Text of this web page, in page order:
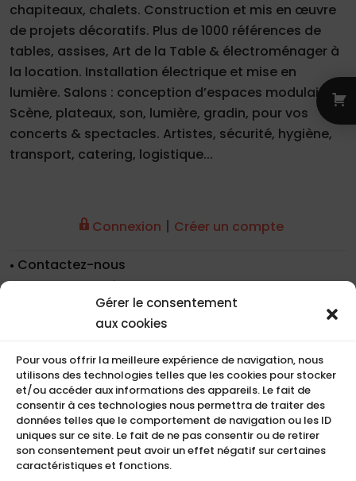
Gérer le consentement
aux cookies
Pour vous offrir la meilleure expérience de navigation, nous
utilisons des technologies telles que les cookies pour stocker
et/ou accéder aux informations des appareils. Le fait de
consentir à ces technologies nous permettra de traiter des
données telles que le comportement de navigation ou les ID
uniques sur ce site. Le fait de ne pas consentir ou de retirer
son consentement peut avoir un effet négatif sur certaines
caractéristiques et fonctions.
chapiteaux, chalets. Construction et mis en œuvre
de projets décoratifs. Plus de 1000 références de
tables, assises, Art de la Table & électroménager à
la location. Installation électrique et mise en
lumière. Salons : conception d’espaces modulaires.
Scène, plateaux, son, lumière, gradin, pour vos
concerts & spectacles. Artistes, sécurité, hygiène,
transport, catering, logistique...
Connexion | Créer un compte
Contactez-nous
Nos coordonnées
Nos références
Recrutement
CGU
Mentions légales
Politique de cookies (UE)
COMPACT